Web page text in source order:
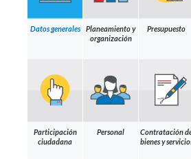
Datos generales
Planeamiento y
organización
Presupuesto
Participación
ciudadana
Personal
Contratación
bienes y